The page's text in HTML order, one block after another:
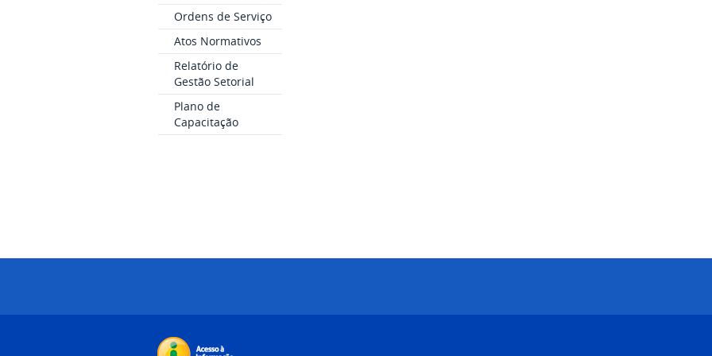
Ordens de Serviço
Atos Normativos
Relatório de
Gestão Setorial
Plano de
Capacitação